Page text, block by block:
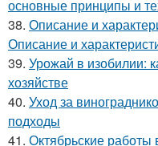
основные принципы и
38. Описание и
Описание и
39. Урожай в изобилии:
хозяйстве
40. Уход за
подходы
41. Октябрьские работы